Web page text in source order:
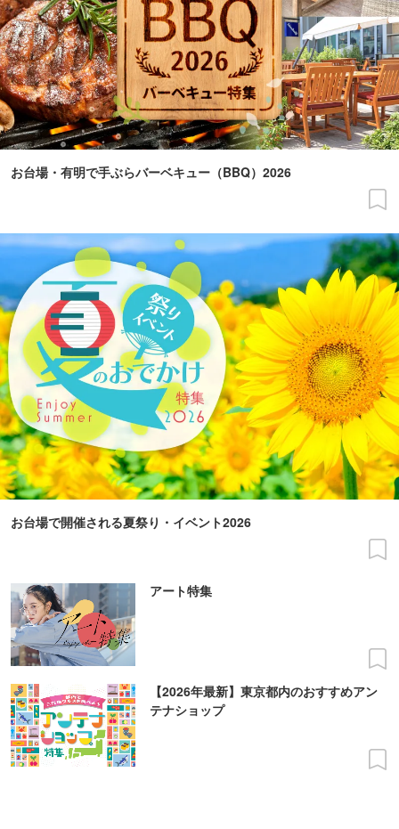
お台場・有明で手ぶらバーベキュー（BBQ）2026
お台場で開催される夏祭り・イベント2026
アート特集
【2026年最新】東京都内のおすすめアン
テナショップ